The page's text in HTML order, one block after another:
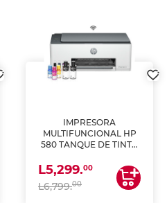
IMPRESORA
MULTIFUNCIONAL HP
580 TANQUE DE TINTA
ESCANEA)
L5,299.00
L6,799.00